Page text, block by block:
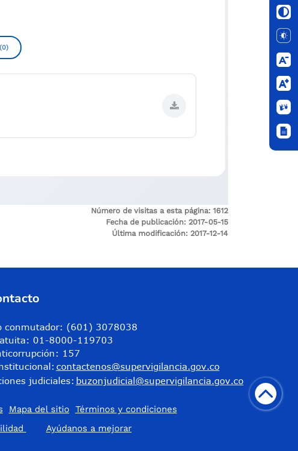
(0)
Número de visitas a esta página: 1612
Fecha de publicación: 2017-05-15
Última modificación: 2017-12-14
conmutador: (601) 3078038
01-8000-119703
157
contactenos@supervigilancia.gov.co
judiciales: buzonjudicial@supervigilancia.gov.co
Mapa del sitio
Términos y condiciones
​Ayúdanos a mejorar